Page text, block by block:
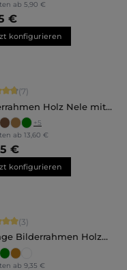
ab 5,90 €
€
konfigurieren
Bewertung von
(7)
Holz Nele mit
+5
ab 13,60 €
€
konfigurieren
Sternen Bewertung von 5
(3)
Bilderrahmen Holz
ab 9,35 €